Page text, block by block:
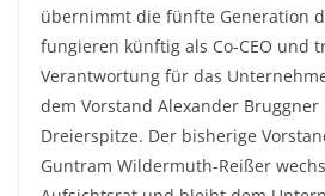
übernimmt die fünfte Generation
fungieren künftig als Co-CEO und
Verantwortung für das
dem Vorstand Alexander
Dreierspitze. Der bisherige
Guntram Wildermuth-Reißer